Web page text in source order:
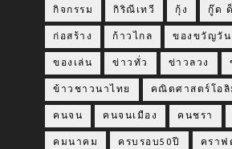
กิจกรรม กิริณีเทวี กุ้ง กู๊ด
ก่อสร้าง ก้าวไกล ของขวัญวัน
ของเล่น ข่าวทั่ว ข่าวลวง
ข้าวชาวนาไทย คณิตศาสตร์โอ
คนจน คนจนเมือง คนชรา
คมนาคม ครบรอบ50ปี คราฟ